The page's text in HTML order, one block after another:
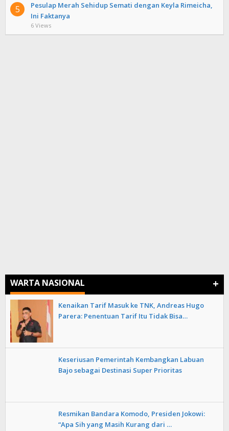
5
Pesulap Merah Sehidup Semati dengan Keyla Rimeicha,
Ini Faktanya
6 Views
WARTA NASIONAL +
Kenaikan Tarif Masuk ke TNK, Andreas Hugo
Parera: Penentuan Tarif Itu Tidak Bisa…
Keseriusan Pemerintah Kembangkan Labuan
Bajo sebagai Destinasi Super Prioritas
Resmikan Bandara Komodo, Presiden Jokowi:
“Apa Sih yang Masih Kurang dari …